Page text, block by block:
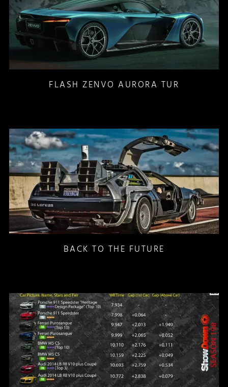
FLASH ZENVO AURORA TUR
BACK TO THE FUTURE